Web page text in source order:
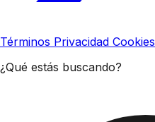
Términos Privacidad Cookies
¿Qué estás buscando?